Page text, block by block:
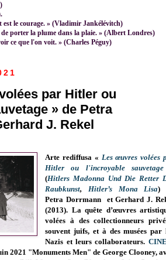
est le courage. » (Vladimir Jankélévitch)
porter la plume dans la plaie. » (Albert Londres)
ce que l'on voit. » (Charles Péguy)
par Hitler ou
» de Petra
J. Rekel
Arte rediffusa « Les œuvres volées
Hitler ou l'incroyable sauvetage
(Hitlers Madonna Und Die Retter
Raubkunst, Hitler’s Mona Lisa)
Petra Dorrmann et Gerhard J.
(2013). La quête d’œuvres
volées à des collectionneurs
souvent juifs, et à des musées par
Nazis et leurs collaborateurs.
2021 "Monuments Men" de George Clooney,